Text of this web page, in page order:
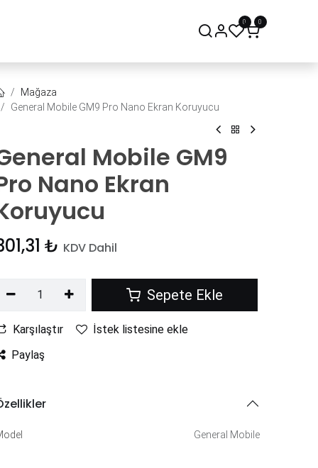
0 0
Mağaza
General Mobile GM9 Pro Nano Ekran Koruyucu
Mobile GM9
Nano Ekran
₺ KDV Dahil
Sepete Ekle
Karşılaştır
İstek listesine ekle
Paylaş
General Mobile